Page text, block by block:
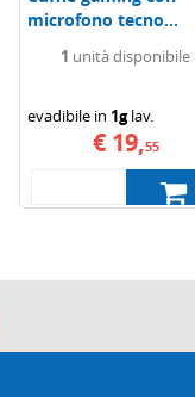
microfono tecno...
1 unità disponibile
evadibile in 1glav.
€ 19,55